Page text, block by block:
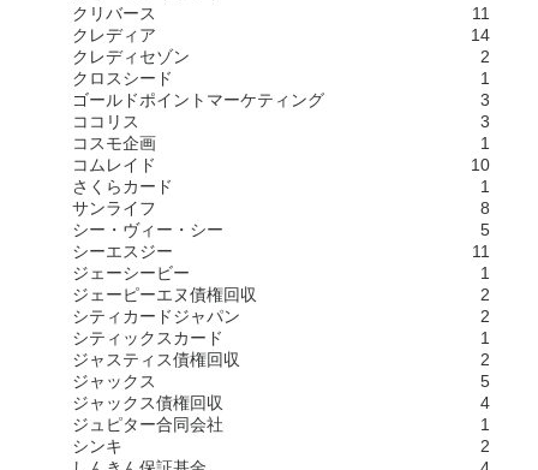
クリバース
11
クレディア
14
クレディセゾン
2
クロスシード
1
ゴールドポイントマーケティング
3
ココリス
3
コスモ企画
1
コムレイド
10
さくらカード
1
サンライフ
8
シー・ヴィー・シー
5
シーエスジー
11
ジェーシービー
1
ジェーピーエヌ債権回収
2
シティカードジャパン
2
シティックスカード
1
ジャスティス債権回収
2
ジャックス
5
ジャックス債権回収
4
ジュピター合同会社
1
シンキ
2